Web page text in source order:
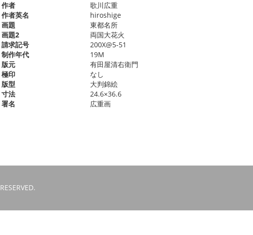
作者
歌川広重
作者英名
hiroshige
画題
東都名所
画題2
両国大花火
請求記号
200X@5-51
制作年代
19M
版元
有田屋清右衛門
極印
なし
版型
大判錦絵
寸法
24.6×36.6
署名
広重画